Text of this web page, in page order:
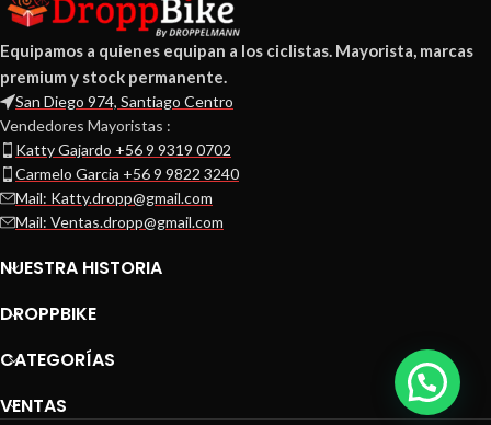
Equipamos a quienes equipan a los ciclistas. Mayorista, marcas
premium y stock permanente.
San Diego 974, Santiago Centro
Vendedores Mayoristas :
Katty Gajardo +56 9 9319 0702
Carmelo Garcia +56 9 9822 3240
Mail: Katty.dropp@gmail.com
Mail: Ventas.dropp@gmail.com
NUESTRA HISTORIA
DROPPBIKE
CATEGORÍAS
VENTAS